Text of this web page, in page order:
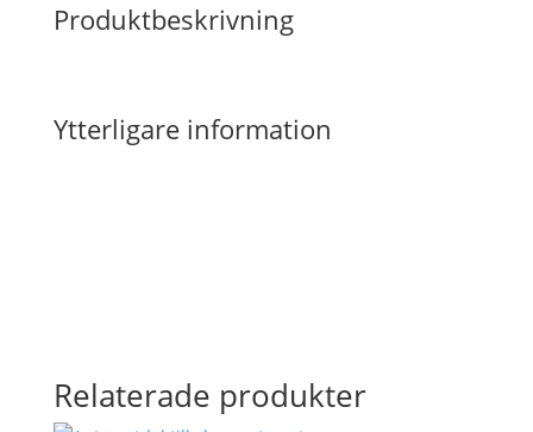
Produktbeskrivning
Ytterligare information
Relaterade produkter